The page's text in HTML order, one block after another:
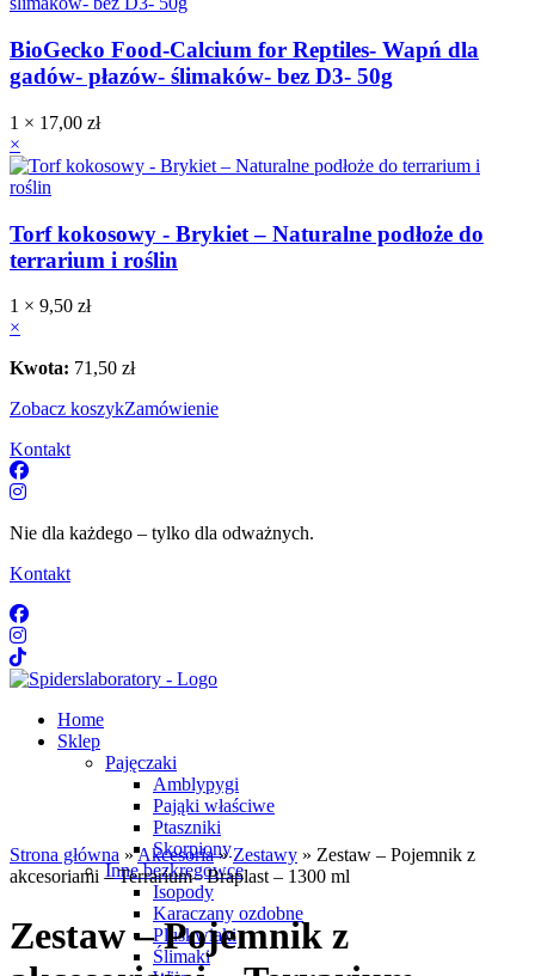
BioGecko Food-Calcium for Reptiles- Wapń dla
gadów- płazów- ślimaków- bez D3- 50g
1 × 17,00 zł
×
Torf kokosowy - Brykiet – Naturalne podłoże do
terrarium i roślin
1 × 9,50 zł
×
Kwota: 71,50 zł
Zobacz koszykZamówienie
Kontakt
Nie dla każdego – tylko dla odważnych.
Kontakt
Home
Sklep
Pajęczaki
Amblypygi
Pająki właściwe
Ptaszniki
Skorpiony
Inne bezkręgowce
Isopody
Karaczany ozdobne
Pluskwiaki
Ślimaki
Strona główna »Akcesoria»Zestawy » Zestaw – Pojemnik z
akcesoriami – Terrarium– Braplast – 1300 ml
Zestaw – Pojemnik z